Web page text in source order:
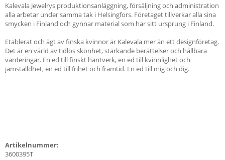
Kalevala Jewelrys produktionsanläggning, försäljning och administration
alla arbetar under samma tak i Helsingfors. Företaget tillverkar alla sina
smycken i Finland och gynnar material som har sitt ursprung i Finland.
Etablerat och ägt av finska kvinnor är Kalevala mer än ett designföretag.
Det är en värld av tidlös skönhet, stärkande berättelser och hållbara
värderingar. En ed till finskt hantverk, en ed till kvinnlighet och
jämställdhet, en ed till frihet och framtid. En ed till mig och dig.
Artikelnummer:
3600395T